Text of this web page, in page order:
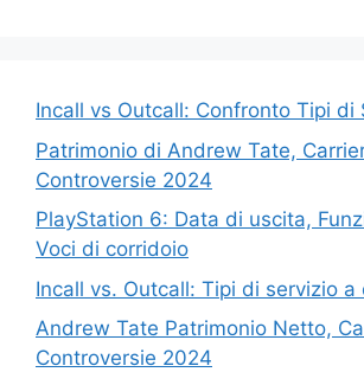
Incall vs Outcall: Confronto Tipi di
Patrimonio di Andrew Tate,
Controversie 2024
PlayStation 6: Data di uscita,
Voci di corridoio
Incall vs. Outcall: Tipi di servizio a
Andrew Tate Patrimonio Netto,
Controversie 2024